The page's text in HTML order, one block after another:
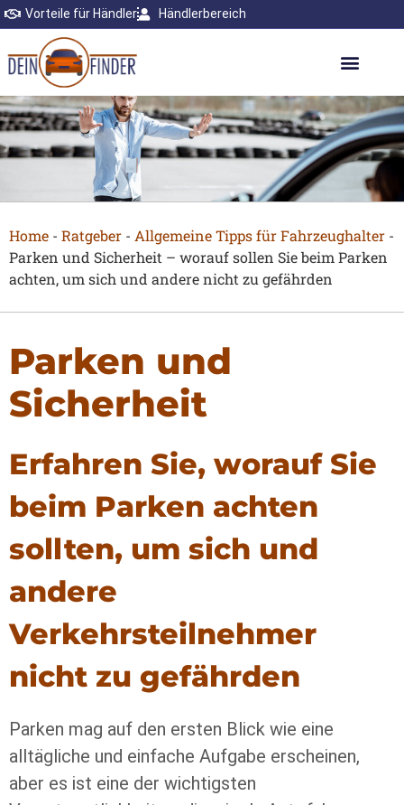
Vorteile für Händler Händlerbereich
Home - Ratgeber - Allgemeine Tipps für Fahrzeughalter -
Parken und Sicherheit – worauf sollen Sie beim Parken
achten, um sich und andere nicht zu gefährden
Parken und
Sicherheit
Erfahren Sie, worauf Sie
beim Parken achten
sollten, um sich und
andere
Verkehrsteilnehmer
nicht zu gefährden
Parken mag auf den ersten Blick wie eine
alltägliche und einfache Aufgabe erscheinen,
aber es ist eine der wichtigsten